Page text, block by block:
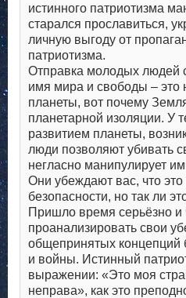
истинного патриотизма
старался прославиться,
личную выгоду от
патриотизма.
Отправка молодых людей
имя мира и свободы – это
планеты, вот почему
планетарной изоляции. У
развитием планеты,
люди позволяют убивать
негласно манипулирует
Они убеждают вас, что
безопасности, но так ли
Пришло время серьёзно и
проанализировать свои
общепринятых концепций
и войны. Истинный
выражении: «Это моя
неправа», как это